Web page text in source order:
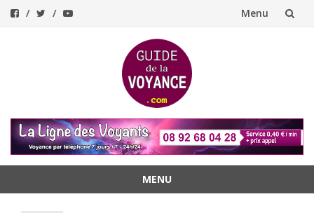
Menu
MENU